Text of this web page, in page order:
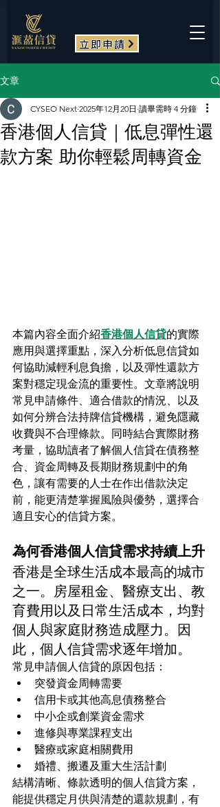
立即申請
文章
香港個人信貸｜低息彈性還
款方案 助你輕鬆周轉資金
CYSEO Next 2025年12月20日 讀畢需時 4 分鐘
本篇內容全面介紹香港個人信貸的實際
應用與選擇重點，深入分析低息信貸如
何協助減輕利息負擔，以及彈性還款方
案對穩定現金流的重要性。文章將說明
常見申請條件、適合借款的情況、以及
如何分辨合法持牌信貸機構，避免隱藏
收費與不合理條款。同時結合實際財務
考量，協助讀者了解個人信貸在債務整
合、資金周轉及長期財務規劃中的角
色，讓有需要的人士在作出借款決定
前，能更清楚掌握風險與優勢，選擇合
適且安心的信貸方案。
為何香港個人信貸需求持續上升
香港是全球生活成本最高的城市
之一。房屋租金、醫療支出、教
育費用以及日常生活成本，均對
個人與家庭財務造成壓力。因
此，個人信貸需求逐年增加。
常見申請個人信貸的原因包括：
突發資金周轉需要
信用卡或其他高息債務整合
中小企或創業資金需求
進修與專業課程支出
醫療或家庭相關費用
婚禮、搬遷及重大生活計劃
結構清晰、條款透明的個人信貸方案，
能提供穩定月供與清楚的還款規劃，有